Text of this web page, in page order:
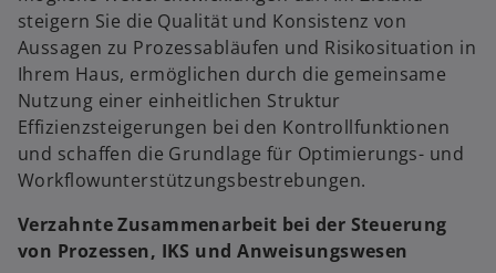
steigern Sie die Qualität und Konsistenz von
Aussagen zu Prozessabläufen und Risikosituation in
Ihrem Haus, ermöglichen durch die gemeinsame
Nutzung einer einheitlichen Struktur
Effizienzsteigerungen bei den Kontrollfunktionen
und schaffen die Grundlage für Optimierungs- und
Workflowunterstützungsbestrebungen.
Verzahnte Zusammenarbeit bei der Steuerung
von Prozessen, IKS und Anweisungswesen